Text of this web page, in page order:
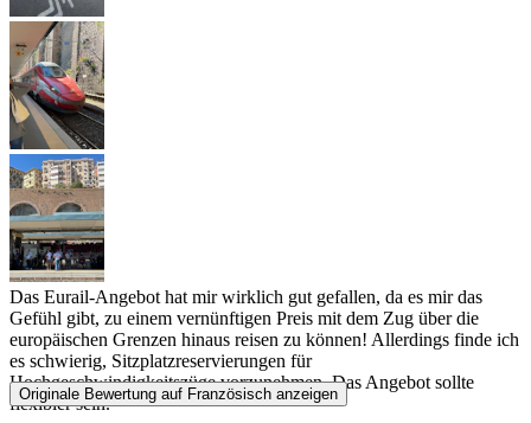
Das Eurail-Angebot hat mir wirklich gut gefallen, da es mir das
Gefühl gibt, zu einem vernünftigen Preis mit dem Zug über die
europäischen Grenzen hinaus reisen zu können! Allerdings finde ich
es schwierig, Sitzplatzreservierungen für
Hochgeschwindigkeitszüge vorzunehmen. Das Angebot sollte
flexibler sein.
Originale Bewertung auf Französisch anzeigen